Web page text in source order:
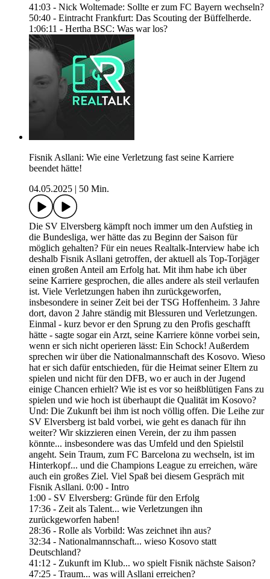
41:03 - Nick Woltemade: Sollte er zum FC Bayern wechseln?
50:40 - Eintracht Frankfurt: Das Scouting der Büffelherde.
1:06:11 - Hertha BSC: Was war los?
Fisnik Asllani: Wie eine Verletzung fast seine Karriere
beendet hätte!
04.05.2025
50 Min.
Die SV Elversberg kämpft noch immer um den Aufstieg in
die Bundesliga, wer hätte das zu Beginn der Saison für
möglich gehalten? Für ein neues Realtalk-Interview habe ich
deshalb Fisnik Asllani getroffen, der aktuell als Top-Torjäger
einen großen Anteil am Erfolg hat. Mit ihm habe ich über
seine Karriere gesprochen, die alles andere als steil verlaufen
ist. Viele Verletzungen haben ihn zurückgeworfen,
insbesondere in seiner Zeit bei der TSG Hoffenheim. 3 Jahre
dort, davon 2 Jahre ständig mit Blessuren und Verletzungen.
Einmal - kurz bevor er den Sprung zu den Profis geschafft
hätte - sagte sogar ein Arzt, seine Karriere könne vorbei sein,
wenn er sich nicht operieren lässt: Ein Schock! Außerdem
sprechen wir über die Nationalmannschaft des Kosovo. Wieso
hat er sich dafür entschieden, für die Heimat seiner Eltern zu
spielen und nicht für den DFB, wo er auch in der Jugend
einige Chancen erhielt? Wie ist es vor so heißblütigen Fans zu
spielen und wie hoch ist überhaupt die Qualität im Kosovo?
Und: Die Zukunft bei ihm ist noch völlig offen. Die Leihe zur
SV Elversberg ist bald vorbei, wie geht es danach für ihn
weiter? Wir skizzieren einen Verein, der zu ihm passen
könnte... insbesondere was das Umfeld und den Spielstil
angeht. Sein Traum, zum FC Barcelona zu wechseln, ist im
Hinterkopf... und die Champions League zu erreichen, wäre
auch ein großes Ziel. Viel Spaß bei diesem Gespräch mit
Fisnik Asllani. 0:00 - Intro
1:00 - SV Elversberg: Gründe für den Erfolg
17:36 - Zeit als Talent... wie Verletzungen ihn
zurückgeworfen haben!
28:36 - Rolle als Vorbild: Was zeichnet ihn aus?
32:34 - Nationalmannschaft... wieso Kosovo statt
Deutschland?
41:12 - Zukunft im Klub... wo spielt Fisnik nächste Saison?
47:25 - Traum... was will Asllani erreichen?